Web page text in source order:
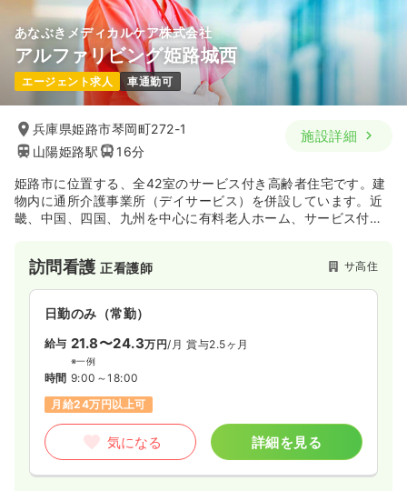
気になる 詳細を見る
その他正看護師 一般＋療養
日勤のみ（常勤）
給与 26.5万円〜/月
時間 8:45～17:30（休憩60分）
日祝休み
月給26万円以上可
日勤のみ（パート） 一時募集休止
給与 時給1,400円〜
時間 8:30～17:30（休憩60分）
日曜休み
時給1,400円以上可
気になる 詳細を見る
あなぶきメディカルケア株式会社
アルファリビング姫路城西
エージェント求人 車通勤可
兵庫県姫路市琴岡町272-1
山陽姫路駅
16分
施設詳細
姫路市に位置する、全42室のサービス付き高齢者住宅です。建
物内に通所介護事業所（デイサービス）を併設しています。近
畿、中国、四国、九州を中心に有料老人ホーム、サービス付き
訪問看護正看護師 サ高住
日勤のみ（常勤）
給与 21.8〜24.3万円/月 賞与2.5ヶ月
※一例
時間 9:00～18:00
月給24万円以上可
気になる 詳細を見る